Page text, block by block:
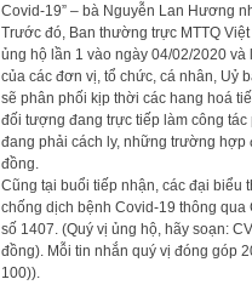
Covid-19” – bà Nguyễn Lan Hương
Trước đó, Ban thường trực MTTQ
ủng hộ lần 1 vào ngày 04/02/2020
của các đơn vị, tổ chức, cá nhân, Uỷ
sẽ phân phối kịp thời các hang hoá
đối tượng đang trực tiếp làm công
đang phải cách ly, những trường
đồng.
Cũng tại buổi tiếp nhận, các đại biểu
chống dịch bệnh Covid-19 thông
số 1407. (Quý vị ủng hộ, hãy soạn:
đồng). Mỗi tin nhắn quý vị đóng góp
100)).